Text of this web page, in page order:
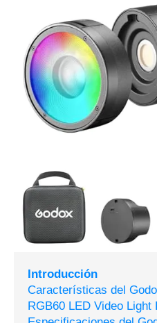
Introducción
Características del
RGB60 LED Video Light